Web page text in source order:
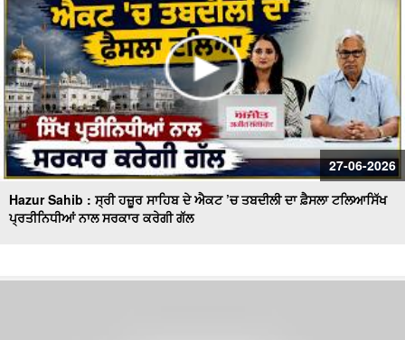
27-06-2026
Hazur Sahib : ਸ੍ਰੀ ਹਜ਼ੂਰ ਸਾਹਿਬ ਦੇ ਐਕਟ ’ਚ ਤਬਦੀਲੀ ਦਾ ਫ਼ੈਸਲਾ ਟਲਿਆਸਿੱਖ
ਪ੍ਰਤੀਨਿਧੀਆਂ ਨਾਲ ਸਰਕਾਰ ਕਰੇਗੀ ਗੱਲ